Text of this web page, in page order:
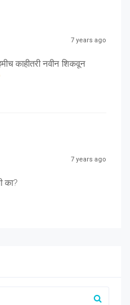
7 years ago
काहीतरी नवीन शिकवून
7 years ago
का?